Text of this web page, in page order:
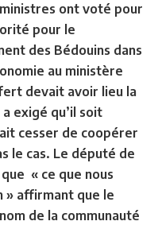
ont voté pour
pour le
des Bédouins dans
au ministère
devait avoir lieu la
exigé qu’il soit
cesser de coopérer
le cas. Le député de
« ce que nous
» affirmant que le
de la communauté